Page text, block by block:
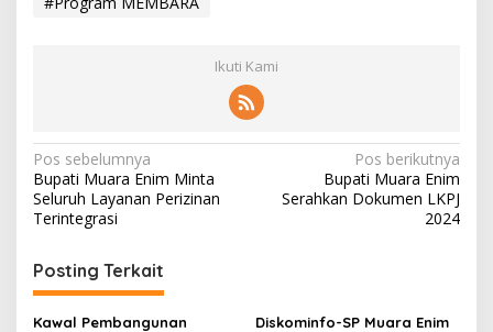
Ikuti Kami
N
a
v
i
g
a
Pos sebelumnya
Bupati Muara Enim Minta
Seluruh Layanan Perizinan
Terintegrasi
Pos berikutnya
Bupati Muara Enim
Serahkan Dokumen LKPJ
2024
Posting Terkait
Kawal Pembangunan
Diskominfo-SP Muara Enim